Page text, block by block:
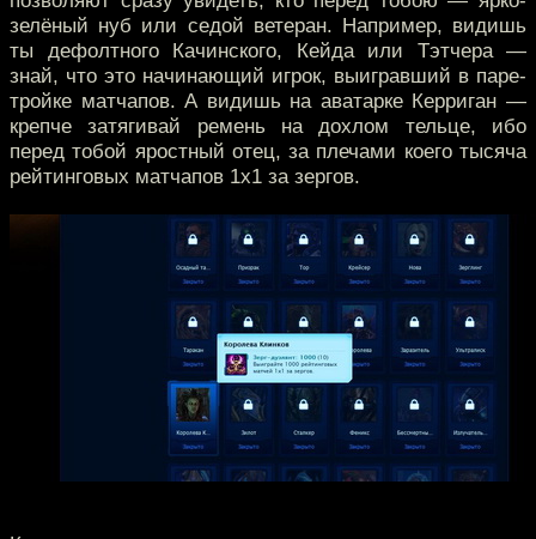
зелёный нуб или седой ветеран. Например, видишь
ты дефолтного Качинского, Кейда или Тэтчера —
знай, что это начинающий игрок, выигравший в паре-
тройке матчапов. А видишь на аватарке Керриган —
крепче затягивай ремень на дохлом тельце, ибо
перед тобой яростный отец, за плечами коего тысяча
рейтинговых матчапов 1х1 за зергов.